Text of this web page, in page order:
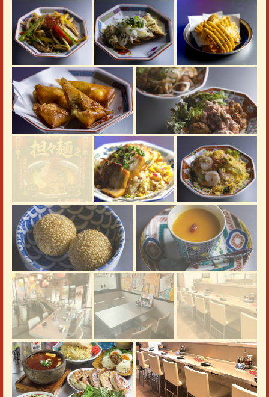
この店舗情報をシェアする
사진 | 餃子酒場ちゃおず
千葉県柏市柏３丁目６-３０
https://gyouzasakaba-chaoz.owst.jp/gallery
お店情報をコピー